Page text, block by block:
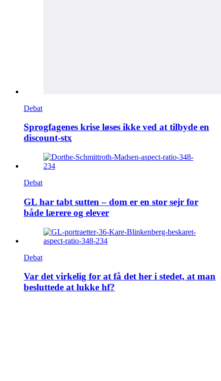
Debat
Sprogfagenes krise løses ikke ved at tilbyde en
discount-stx
Debat
GL har tabt sutten – dom er en stor sejr for
både lærere og elever
Debat
Var det virkelig for at få det her i stedet, at man
besluttede at lukke hf?